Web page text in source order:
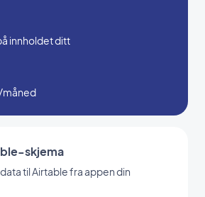
skjema
til Airtable fra appen din
innholdet ditt